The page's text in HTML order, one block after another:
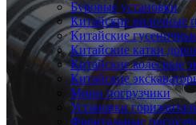
Буровые установки
Китайские вилочные
Китайские
Китайские катки
Китайские колесные
Китайские
Мини погрузчики
Установки
Фронтальные